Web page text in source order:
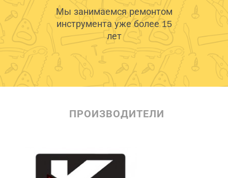
Мы занимаемся ремонтом
инструмента уже более 15
лет
ПРОИЗВОДИТЕЛИ